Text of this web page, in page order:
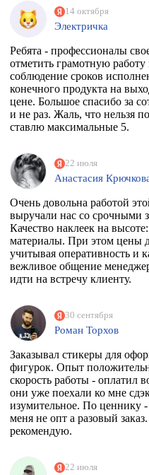
14 октября
Электричка
Ребята - профессионалы
отметить грамотную работу
соблюдение сроков
конечного продукта на
цене. Большое спасибо за
и не раз. Жаль, что нельзя
ставлю максимальные 5.
22 июля
Анастасия
Очень довольна работой
выручали нас со срочными
Качество наклеек на
материалы. При этом цены
учитывая оперативность и
вежливое общение
идти на встречу клиенту.
30 сентября
Роман Торхов
Заказывал стикеры для
фигурок. Опыт
скорость работы - оплатил
они уже поехали ко мне
изумительное. По ценнику
меня не опт а разовый
рекомендую.
22 июля